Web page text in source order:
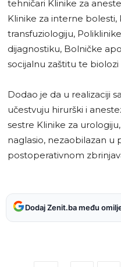
tehničari Klinike za
Klinike za interne bolesti,
transfuziologiju,
dijagnostiku, Bolničke
socijalnu zaštitu te biolozi
Dodao je da u realizaciji
učestvuju hirurški i
sestre Klinike za
naglasio, nezaobilazan u
postoperativnom
Dodaj Zenit.ba među